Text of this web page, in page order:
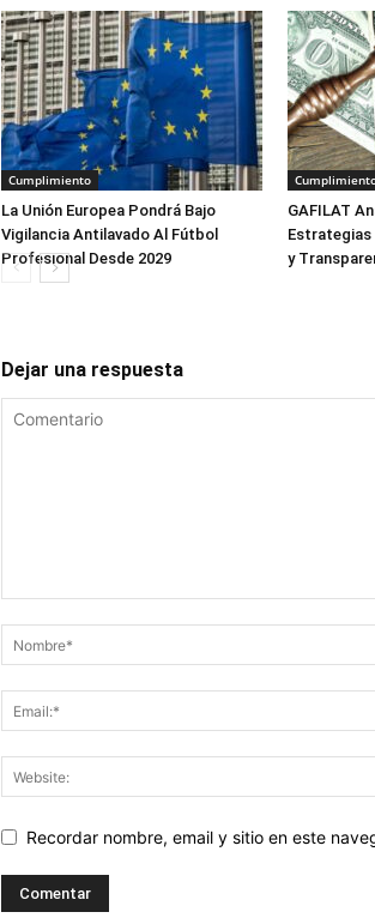
Cumplimiento
La Unión Europea Pondrá Bajo
Vigilancia Antilavado Al Fútbol
Profesional Desde 2029
GAFILAT
Estrategias
y
Dejar una respuesta
Recordar nombre, email y sitio en este